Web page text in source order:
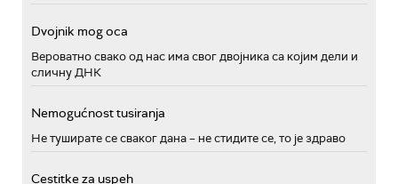
Dvojnik mog oca
Вероватно свако од нас има свог двојника са којим дели и
сличну ДНК
Nemogućnost tusiranja
Не туширате се сваког дана – не стидите се, то је здраво
Cestitke za uspeh